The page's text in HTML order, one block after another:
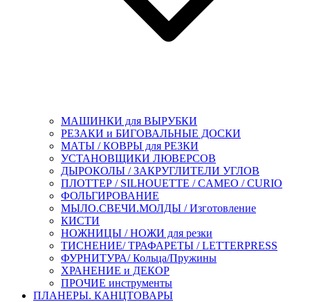
МАШИНКИ для ВЫРУБКИ
РЕЗАКИ и БИГОВАЛЬНЫЕ ДОСКИ
МАТЫ / КОВРЫ для РЕЗКИ
УСТАНОВЩИКИ ЛЮВЕРСОВ
ДЫРОКОЛЫ / ЗАКРУГЛИТЕЛИ УГЛОВ
ПЛОТТЕР / SILHOUETTE / CAMEO / CURIO
ФОЛЬГИРОВАНИЕ
МЫЛО.СВЕЧИ.МОЛДЫ / Изготовление
КИСТИ
НОЖНИЦЫ / НОЖИ для резки
ТИСНЕНИЕ/ ТРАФАРЕТЫ / LETTERPRESS
ФУРНИТУРА/ Кольца/Пружины
ХРАНЕНИЕ и ДЕКОР
ПРОЧИЕ инструменты
ПЛАНЕРЫ. КАНЦТОВАРЫ